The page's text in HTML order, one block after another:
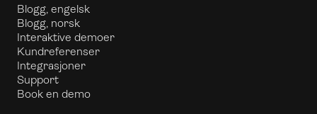
Blogg, engelsk
Blogg, norsk
Interaktive demoer
Kundreferenser
Integrasjoner
Support
Book en demo